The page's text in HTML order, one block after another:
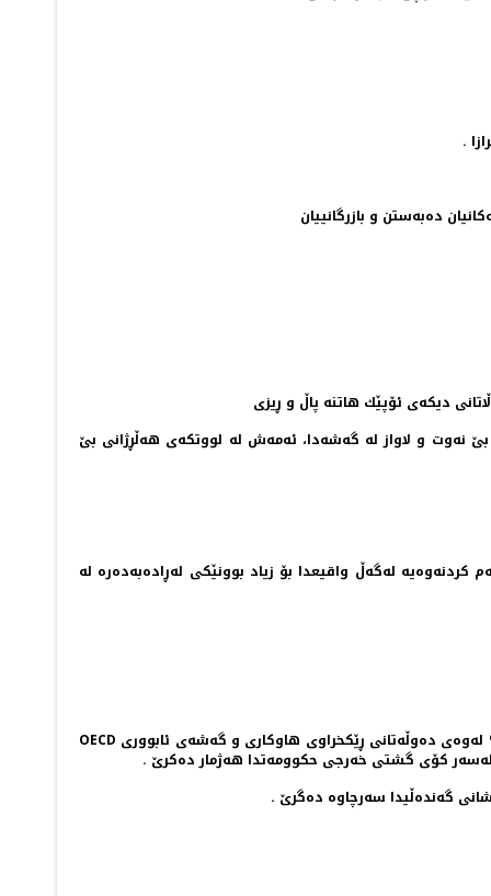
ده‌به‌ستن و بازرگانییان
دیكه‌ی ئۆپێك هاتنه‌ پاڵ و ڕیزی
بێ نه‌وت و لاواز له‌ گه‌شه‌دا، ئه‌مه‌ش له‌ لووتكه‌ی هه‌ڵڕژانی بێ
له‌گه‌ڵ واقیعدا بۆ زیاد بوونێكی له‌ڕاده‌به‌ده‌ره‌‌‌ له‌
كه‌ وا ده‌رده‌كه‌وێ، به‌ نموونه‌ ده‌وڵه‌تانی ئۆپێك بڕی نزیكه‌ی 10,4%له‌ كۆی گشتیی به‌رهه‌می نه‌ته‌وه‌یی له‌ به‌رگری خه‌رج ده‌كا به‌راورد به‌ 3,3% له‌وه‌ی ده‌وڵه‌تانی ڕێكخراوی هاوكاری و گه‌شه‌ی ئابووری OECD
گه‌نده‌ڵیدا سه‌رچاوه‌ ده‌گرێ .